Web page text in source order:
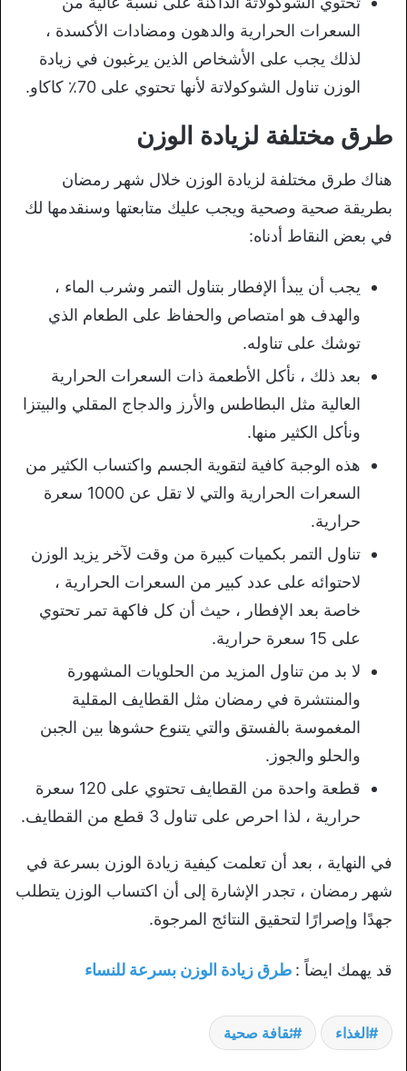
السعرات الحرارية والدهون ومضادات الأكسدة ،
لذلك يجب على الأشخاص الذين يرغبون في زيادة
الوزن تناول الشوكولاتة لأنها تحتوي على 70٪ كاكاو.
طرق مختلفة لزيادة الوزن
هناك طرق مختلفة لزيادة الوزن خلال شهر رمضان
بطريقة صحية وصحية ويجب عليك متابعتها وسنقدمها لك
في بعض النقاط أدناه:
يجب أن يبدأ الإفطار بتناول التمر وشرب الماء ،
والهدف هو امتصاص والحفاظ على الطعام الذي
توشك على تناوله.
بعد ذلك ، نأكل الأطعمة ذات السعرات الحرارية
العالية مثل البطاطس والأرز والدجاج المقلي والبيتزا
ونأكل الكثير منها.
هذه الوجبة كافية لتقوية الجسم واكتساب الكثير من
السعرات الحرارية والتي لا تقل عن 1000 سعرة
حرارية.
تناول التمر بكميات كبيرة من وقت لآخر يزيد الوزن
لاحتوائه على عدد كبير من السعرات الحرارية ،
خاصة بعد الإفطار ، حيث أن كل فاكهة تمر تحتوي
على 15 سعرة حرارية.
لا بد من تناول المزيد من الحلويات المشهورة
والمنتشرة في رمضان مثل القطايف المقلية
المغموسة بالفستق والتي يتنوع حشوها بين الجبن
والحلو والجوز.
قطعة واحدة من القطايف تحتوي على 120 سعرة
حرارية ، لذا احرص على تناول 3 قطع من القطايف.
في النهاية ، بعد أن تعلمت كيفية زيادة الوزن بسرعة في
شهر رمضان ، تجدر الإشارة إلى أن اكتساب الوزن يتطلب
جهدًا وإصرارًا لتحقيق النتائج المرجوة.
قد يهمك ايضاً : طرق زيادة الوزن بسرعة للنساء
الغذاء ثقافة صحية